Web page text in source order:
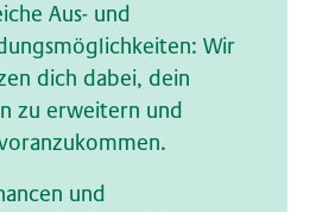
Aus- und
Wir
dich dabei, dein
zu erweitern und
und